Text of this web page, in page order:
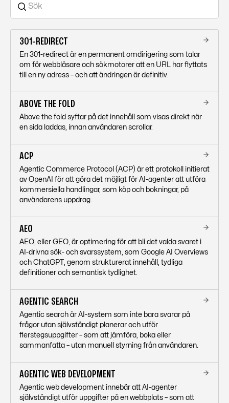
designad som en permanent resurs snarare än ett
ämnet den täcker, djupet i informationen, den
uppdaterad, permanent resurs.
pillar pages är
också utmärkta mål för
heltäckande struktur gör dem till naturliga källor för
AI-genererade svar om ämnet, så länge de skrivs
med semanticchunkingi åtanke.
301-REDIRECT
En 301-redirect är en permanent omdirigering som talar
om för webbläsare och sökmotorer att en URL har flyttats
till en ny adress – och att ändringen är definitiv.
ABOVE THE FOLD
Above the fold syftar på det innehåll som visas direkt när
en sida laddas, innan användaren scrollar.
ACP
Agentic Commerce Protocol (ACP) är ett protokoll initierat
av OpenAI för att göra det möjligt för AI-agenter att utföra
kommersiella handlingar, som köp och bokningar, på
användarens uppdrag.
AEO
AEO, eller GEO, är optimering för att bli det valda svaret i
AI-drivna sök- och svarssystem, som Google AI Overviews
och ChatGPT, genom strukturerat innehåll, tydliga
definitioner och semantisk tydlighet.
AGENTIC SEARCH
Agentic search är AI-system som inte bara svarar på
frågor utan självständigt planerar och utför
flerstegsuppgifter – som att jämföra, boka eller
sammanfatta – utan manuell styrning från användaren.
AGENTIC WEB DEVELOPMENT
Agentic web development innebär att AI-agenter
självständigt utför uppgifter på en webbplats – som att